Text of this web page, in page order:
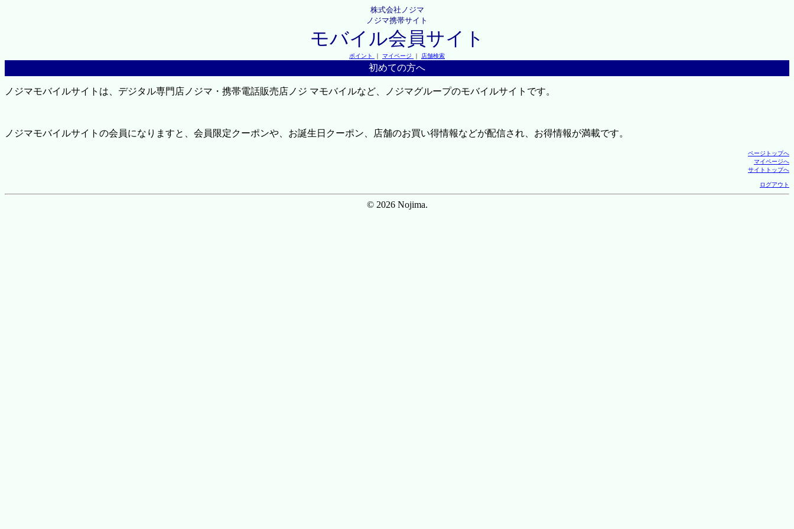
株式会社ノジマ
ノジマ携帯サイト
モバイル会員サイト
ポイント ｜ マイページ ｜ 店舗検索
初めての方へ
ノジマモバイルサイトは、デジタル専門店ノジマ・携帯電話販売店ノジ マモバイルなど、ノジマグループのモバイルサイトです。
ノジマモバイルサイトの会員になりますと、会員限定クーポンや、お誕生日クーポン、店舗のお買い得情報などが配信され、お得情報が満載です。
ページトップへ
マイページへ
サイトトップへ
ログアウト
© 2026 Nojima.